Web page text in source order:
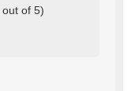
out of 5)